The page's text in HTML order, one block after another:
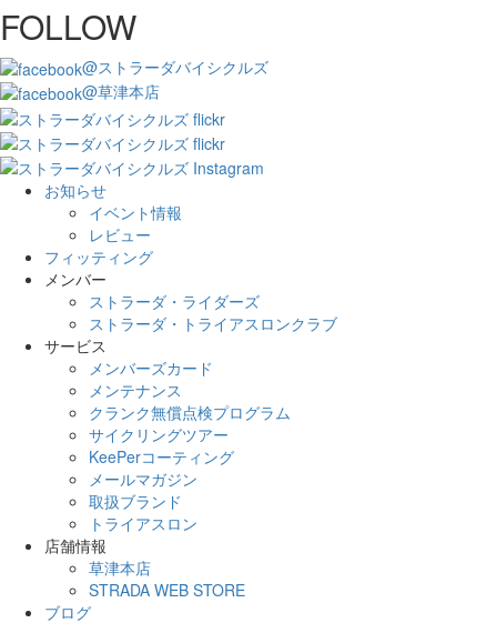
FOLLOW
@ストラーダバイシクルズ
@草津本店
お知らせ
イベント情報
レビュー
フィッティング
メンバー
ストラーダ・ライダーズ
ストラーダ・トライアスロンクラブ
サービス
メンバーズカード
メンテナンス
クランク無償点検プログラム
サイクリングツアー
KeePerコーティング
メールマガジン
取扱ブランド
トライアスロン
店舗情報
草津本店
STRADA WEB STORE
ブログ